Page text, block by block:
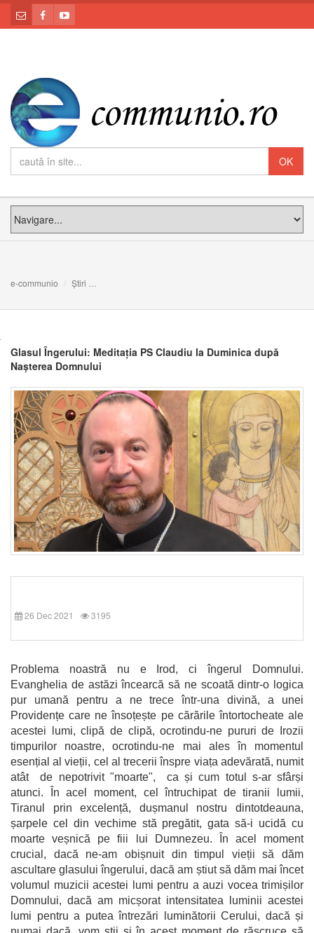
e-communio Știri
Glasul Îngerului: Meditația PS Claudiu la Duminica după
Nașterea Domnului
26 Dec 2021 3195
Problema noastră nu e Irod, ci îngerul Domnului.
Evanghelia de astăzi încearcă să ne scoată dintr-o logica
pur umană pentru a ne trece într-una divină, a unei
Providențe care ne însoțește pe cărările întortocheate ale
acestei lumi, clipă de clipă, ocrotindu-ne pururi de Irozii
timpurilor noastre, ocrotindu-ne mai ales în momentul
esențial al vieții, cel al trecerii înspre viața adevărată, numit
atât de nepotrivit "moarte", ca și cum totul s-ar sfârși
atunci. În acel moment, cel întruchipat de tiranii lumii,
Tiranul prin excelență, dușmanul nostru dintotdeauna,
șarpele cel din vechime stă pregătit, gata să-i ucidă cu
moarte veșnică pe fiii lui Dumnezeu. În acel moment
crucial, dacă ne-am obișnuit din timpul vieții să dăm
ascultare glasului îngerului, dacă am știut să dăm mai încet
volumul muzicii acestei lumi pentru a auzi vocea trimișilor
Domnului, dacă am micșorat intensitatea luminii acestei
lumi pentru a putea întrezări luminătorii Cerului, dacă și